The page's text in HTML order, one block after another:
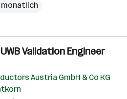
monatlich
Validation Engineer
Austria GmbH & Co KG